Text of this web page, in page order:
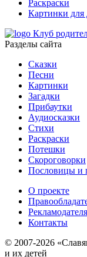
Раскраски
Картинки для
Клуб
Разделы сайта
Сказки
Песни
Картинки
Загадки
Прибаутки
Аудиосказки
Стихи
Раскраски
Потешки
Скороговорки
Пословицы и
О проекте
Контакты
© 2007-2026
и их детей